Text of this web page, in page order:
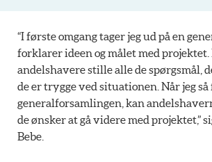
“I første omgang tager jeg ud på en
forklarer ideen og målet med projektet.
andelshavere stille alle de spørgsmål,
de er trygge ved situationen. Når jeg
generalforsamlingen, kan
de ønsker at gå videre med projektet,”
Bebe.